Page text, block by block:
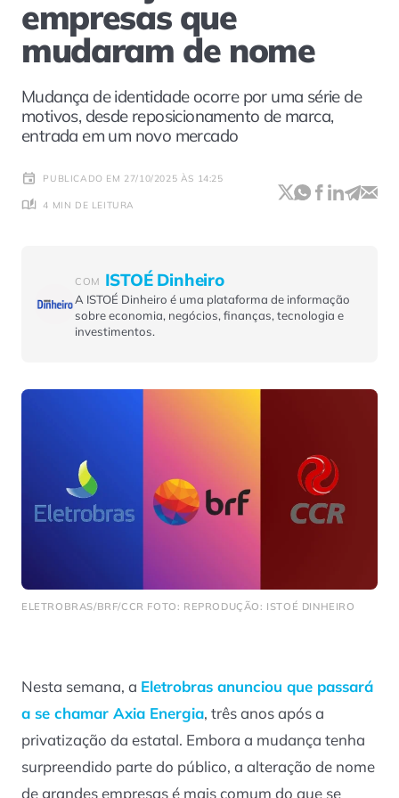
empresas que
mudaram de nome
Mudança de identidade ocorre por uma série de
motivos, desde reposicionamento de marca,
entrada em um novo mercado
PUBLICADO EM 27/10/2025 ÀS 14:25
4 MIN DE LEITURA
COM ISTOÉ Dinheiro
A ISTOÉ Dinheiro é uma plataforma de informação
sobre economia, negócios, finanças, tecnologia e
investimentos.
ELETROBRAS/BRF/CCR FOTO: REPRODUÇÃO: ISTOÉ DINHEIRO
Nesta semana, a Eletrobras anunciou que passará
a se chamar Axia Energia, três anos após a
privatização da estatal. Embora a mudança tenha
surpreendido parte do público, a alteração de nome
de grandes empresas é mais comum do que se